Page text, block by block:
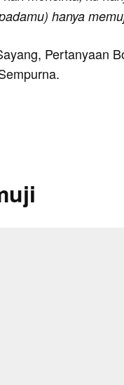
hanya
Pertanyaan